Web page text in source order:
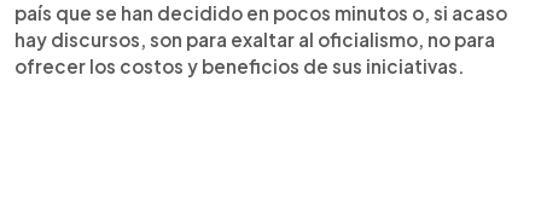
país que se han decidido en pocos minutos o, si acaso
hay discursos, son para exaltar al oficialismo, no para
ofrecer los costos y beneficios de sus iniciativas.